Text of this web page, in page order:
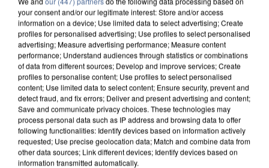
UN SECOND CADRE DE LA DZ MAFIA
INTERPELLÉ EN ALGÉRIE
your consent and/or our legitimate interest: Store and/or access
information on a device; Use limited data to select advertising; Create
profiles for personalised advertising; Use profiles to select personalised
advertising; Measure advertising performance; Measure content
performance; Understand audiences through statistics or combinations
of data from different sources; Develop and improve services; Create
profiles to personalise content; Use profiles to select personalised
content; Use limited data to select content; Ensure security, prevent and
detect fraud, and fix errors; Deliver and present advertising and content;
Save and communicate privacy choices. These technologies may
process personal data such as IP address and browsing data to offer
following functionalities: Identify devices based on information actively
requested; Use precise geolocation data; Match and combine data from
other data sources; Link different devices; Identify devices based on
information transmitted automatically.